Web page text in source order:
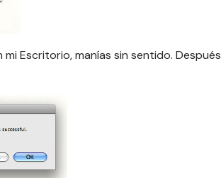
Escritorio, manías sin sentido. Después